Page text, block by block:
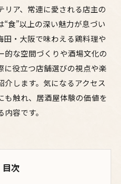
リア、常連に愛される店主の
食”以上の深い魅力が息づい
田・大阪で味わえる鶏料理や
的な空間づくりや酒場文化の
に役立つ店舗選びの視点や楽
介します。気になるアクセス
も触れ、居酒屋体験の価値を
容です。
目次